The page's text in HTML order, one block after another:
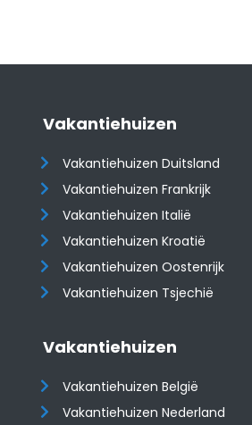
Vakantiehuizen
Vakantiehuizen Duitsland
Vakantiehuizen Frankrijk
Vakantiehuizen Italië
Vakantiehuizen Kroatië
​​​​​​​Vakantiehuizen Oostenrijk
Vakantiehuizen Tsjechië
Vakantiehuizen
Vakantiehuizen België
Vakantiehuizen Nederland